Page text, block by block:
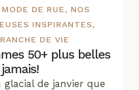
MODE DE RUE, NOS
INSPIRANTES,
DE VIE
50+ plus belles
glacial de janvier que